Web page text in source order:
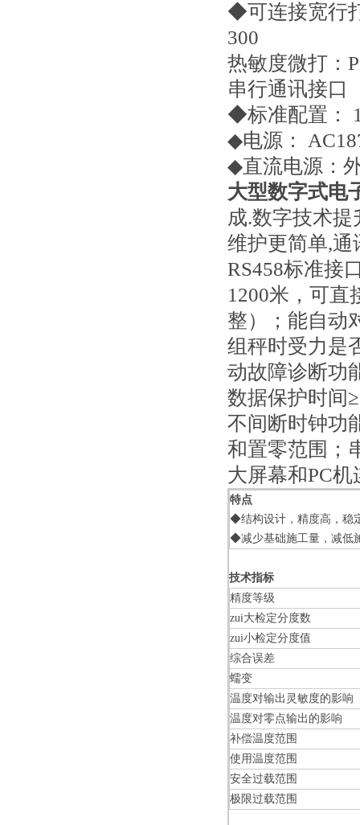
◆可连接宽行
300
热敏度微打：
串行通讯接口
◆标准配置：
◆电源：
◆直流电源：
大型数字式电
成.数字技术
维护更简单,通
RS458标准接
1200米，可直
整）；能自动
组秤时受力是
动故障诊断功
数据保护时间
不间断时钟功
和置零范围；
大屏幕和PC
特点
◆结构设计，精度高，稳
◆减少基础施工量，减低
技术指标
精度等级
zui大检定分度数
zui小检定分度值
综合误差
蠕变
温度对输出灵敏度的影响
温度对零点输出的影响
补偿温度范围
使用温度范围
安全过载范围
极限过载范围